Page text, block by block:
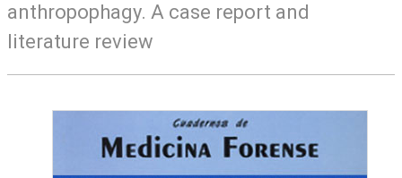
anthropophagy. A case report and
literature review